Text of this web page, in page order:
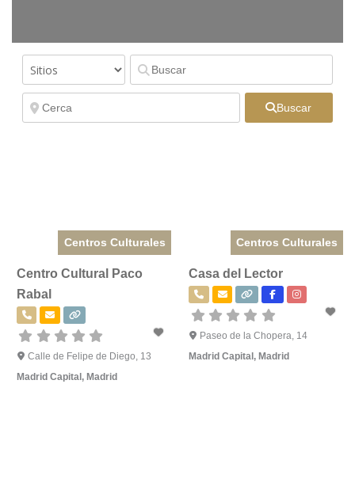
Buscar
Centros Culturales
Centro Cultural Paco
Rabal
Calle de Felipe de Diego, 13
Madrid Capital, Madrid
Centros Culturales
Casa del Lector
Paseo de la Chopera, 14
Madrid Capital,Madrid